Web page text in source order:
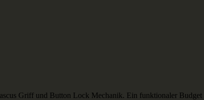
Griff und Button Lock Mechanik. Ein funktionaler